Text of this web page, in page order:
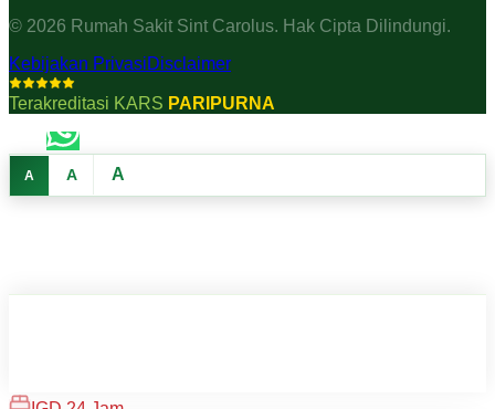
© 2026 Rumah Sakit Sint Carolus. Hak Cipta Dilindungi.
Kebijakan PrivasiDisclaimer
Terakreditasi KARS PARIPURNA
A A A